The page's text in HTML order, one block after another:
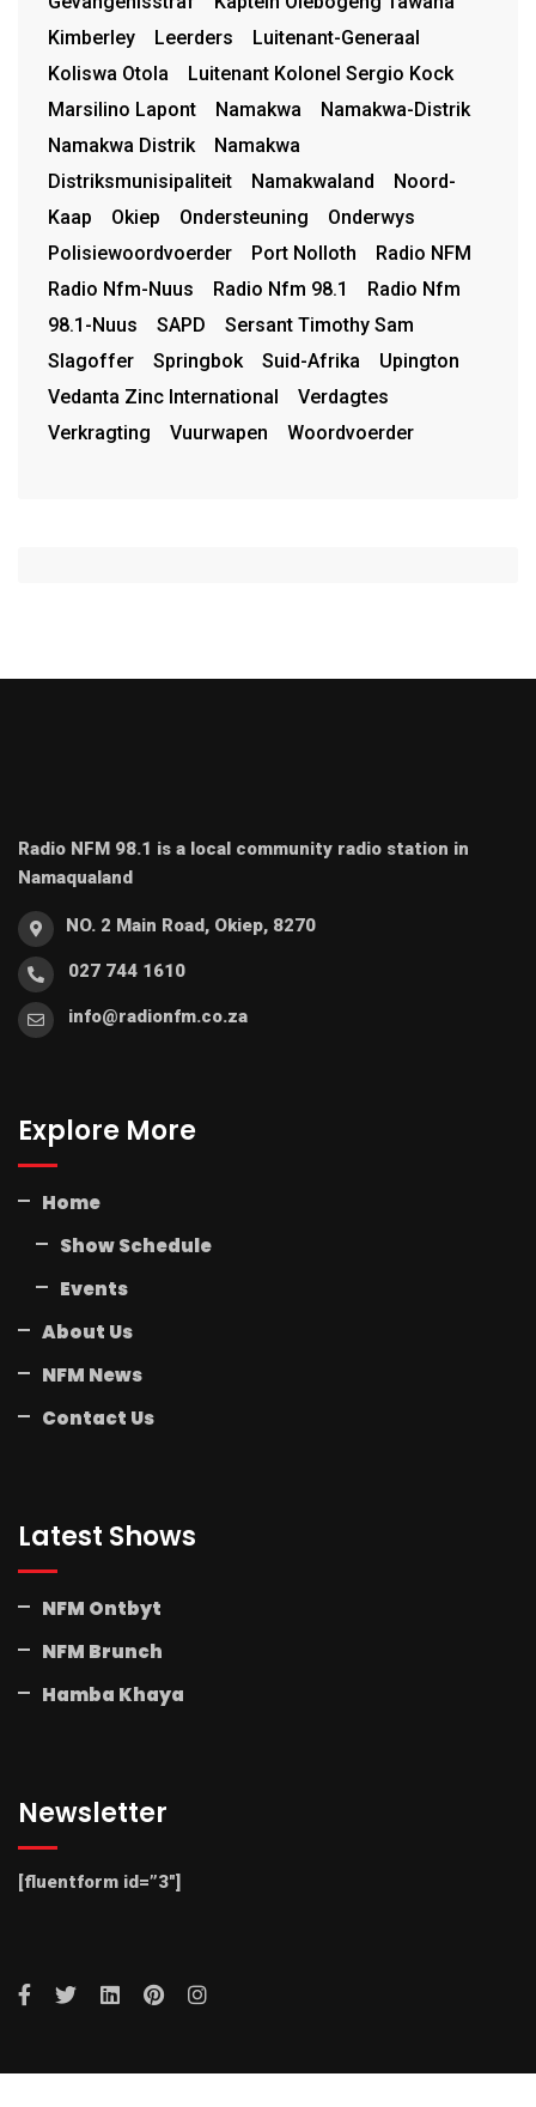
Kimberley
Leerders
Luitenant-Generaal
Koliswa Otola
Luitenant Kolonel Sergio Kock
Marsilino Lapont
Namakwa
Namakwa-Distrik
Namakwa Distrik
Namakwa
Distriksmunisipaliteit
Namakwaland
Noord-
Kaap
Okiep Ondersteuning
Onderwys
Polisiewoordvoerder
Port Nolloth
Radio NFM
Radio Nfm-Nuus
Radio Nfm 98.1
Radio Nfm
98.1-Nuus
SAPD
Sersant Timothy Sam
Slagoffer
Springbok Suid-Afrika
Upington
Vedanta Zinc International
Verdagtes
Verkragting
Vuurwapen Woordvoerder
Radio NFM 98.1 is a local community radio station in
Namaqualand
NO. 2 Main Road, Okiep, 8270
027 744 1610
info@radionfm.co.za
Explore More
Home
Show Schedule
Events
About Us
NFM News
Contact Us
Latest Shows
NFM Ontbyt
NFM Brunch
Hamba Khaya
Newsletter
[fluentform id=”3″]